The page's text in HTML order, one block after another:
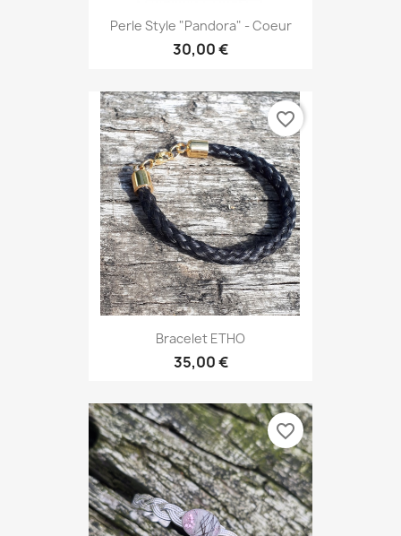
Perle Style "Pandora" - Coeur
30,00 €
Bracelet ETHO
35,00 €
favorite_border
favorite_border